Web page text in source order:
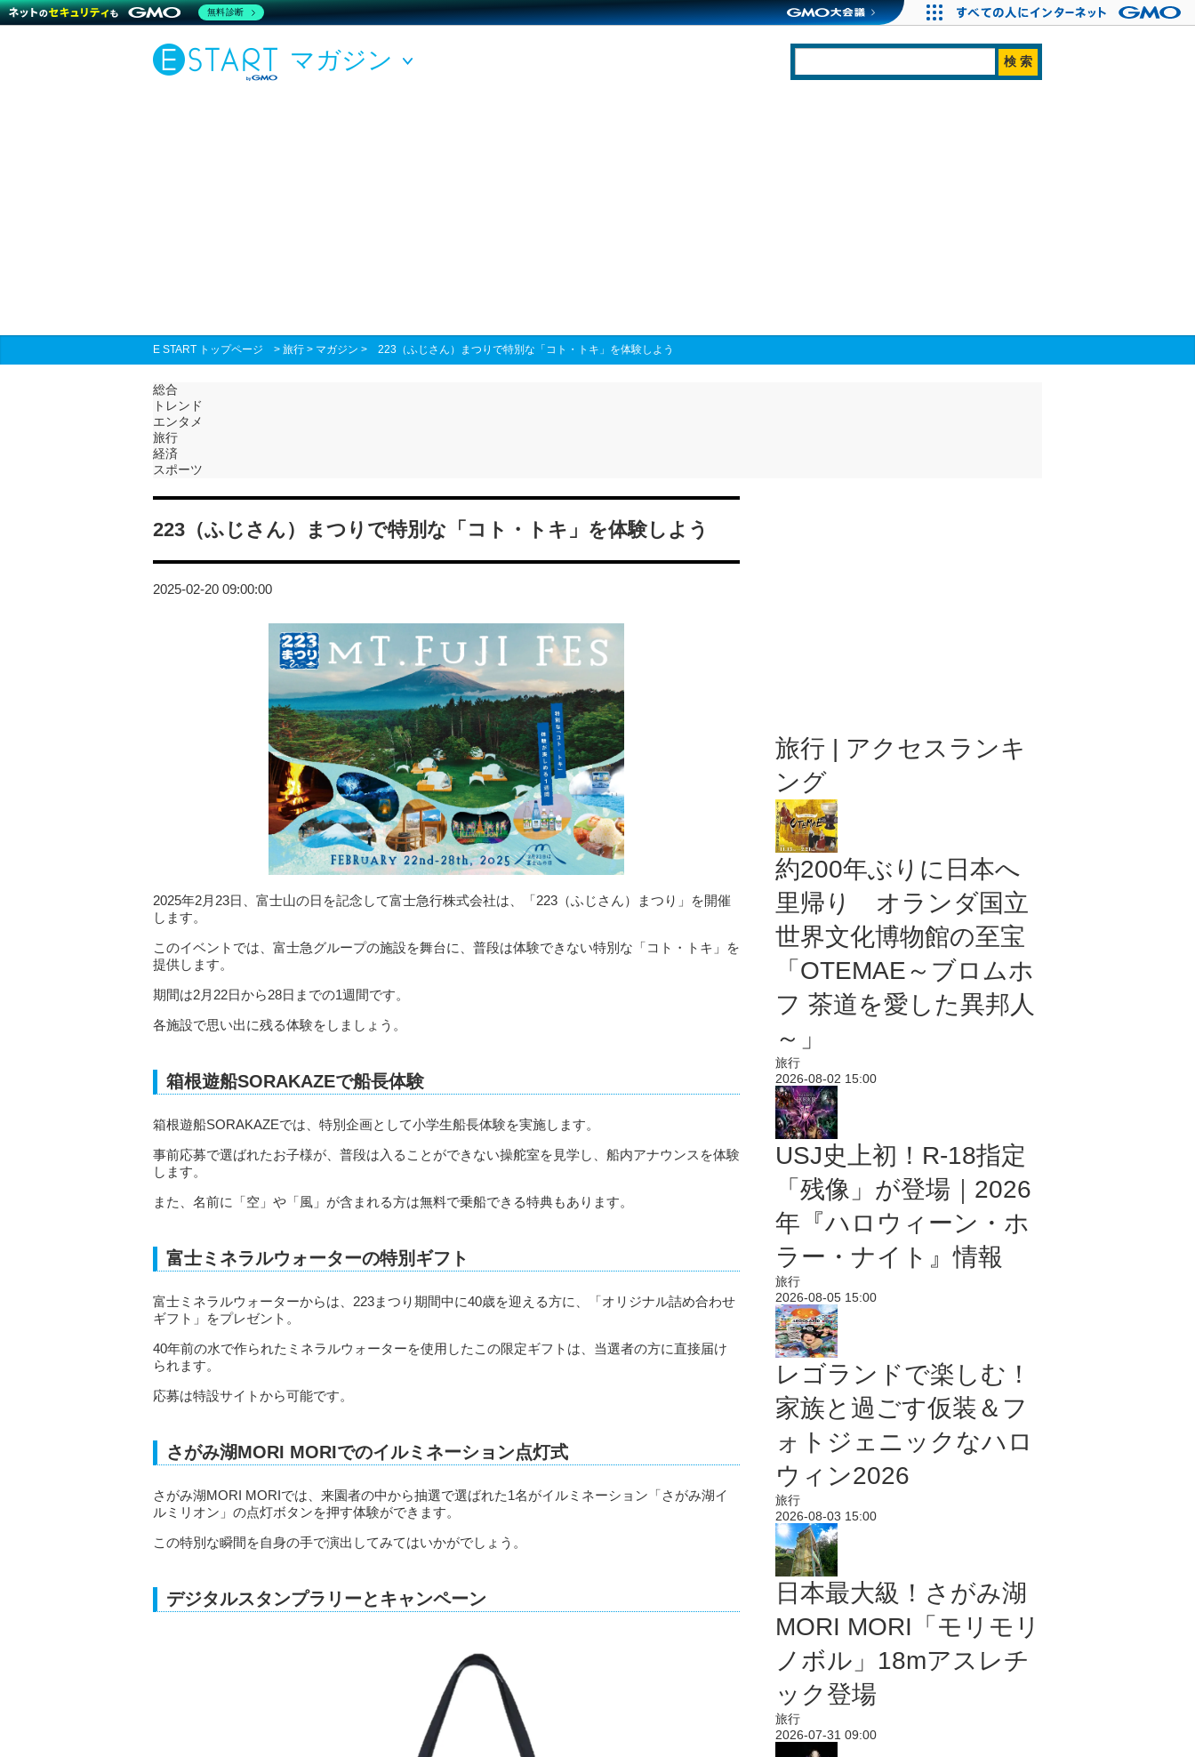
マガジン
E START トップページ > 旅行 > マガジン > 223（ふじさん）まつりで特別な「コト・トキ」を体験しよう
総合
トレンド
エンタメ
旅行
経済
スポーツ
223（ふじさん）まつりで特別な「コト・トキ」を体験しよう
2025-02-20 09:00:00
2025年2月23日、富士山の日を記念して富士急行株式会社は、「223（ふじさん）まつり」を開催
します。
このイベントでは、富士急グループの施設を舞台に、普段は体験できない特別な「コト・トキ」を
提供します。
期間は2月22日から28日までの1週間です。
各施設で思い出に残る体験をしましょう。
箱根遊船SORAKAZEで船長体験
箱根遊船SORAKAZEでは、特別企画として小学生船長体験を実施します。
事前応募で選ばれたお子様が、普段は入ることができない操舵室を見学し、船内アナウンスを体験
します。
また、名前に「空」や「風」が含まれる方は無料で乗船できる特典もあります。
富士ミネラルウォーターの特別ギフト
富士ミネラルウォーターからは、223まつり期間中に40歳を迎える方に、「オリジナル詰め合わせ
ギフト」をプレゼント。
40年前の水で作られたミネラルウォーターを使用したこの限定ギフトは、当選者の方に直接届け
られます。
応募は特設サイトから可能です。
さがみ湖MORI MORIでのイルミネーション点灯式
さがみ湖MORI MORIでは、来園者の中から抽選で選ばれた1名がイルミネーション「さがみ湖イ
ルミリオン」の点灯ボタンを押す体験ができます。
この特別な瞬間を自身の手で演出してみてはいかがでしょう。
デジタルスタンプラリーとキャンペーン
旅行 | アクセスランキ
ング
約200年ぶりに日本へ
里帰り オランダ国立
世界文化博物館の至宝
「OTEMAE～ブロムホ
フ 茶道を愛した異邦人
～」
旅行
2026-08-02 15:00
USJ史上初！R-18指定
「残像」が登場｜2026
年『ハロウィーン・ホ
ラー・ナイト』情報
旅行
2026-08-05 15:00
レゴランドで楽しむ！
家族と過ごす仮装＆フ
ォトジェニックなハロ
ウィン2026
旅行
2026-08-03 15:00
日本最大級！さがみ湖
MORI MORI「モリモリ
ノボル」18mアスレチ
ック登場
旅行
2026-07-31 09:00
無料診断